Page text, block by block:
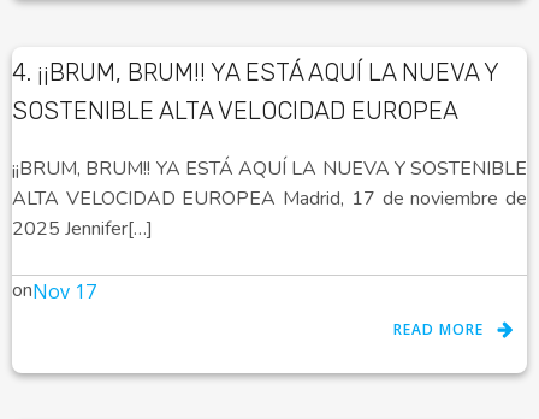
4. ¡¡BRUM, BRUM!! YA ESTÁ AQUÍ LA NUEVA Y
SOSTENIBLE ALTA VELOCIDAD EUROPEA
¡¡BRUM, BRUM!! YA ESTÁ AQUÍ LA NUEVA Y SOSTENIBLE
ALTA VELOCIDAD EUROPEA Madrid, 17 de noviembre de
2025 Jennifer[…]
onNov 17
READ MORE